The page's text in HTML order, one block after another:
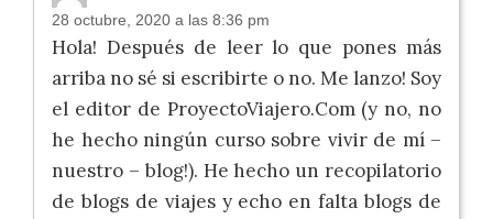
28 octubre, 2020 a las 8:36 pm
Hola! Después de leer lo que pones más
arriba no sé si escribirte o no. Me lanzo! Soy
el editor de ProyectoViajero.Com (y no, no
he hecho ningún curso sobre vivir de mí –
nuestro – blog!). He hecho un recopilatorio
de blogs de viajes y echo en falta blogs de